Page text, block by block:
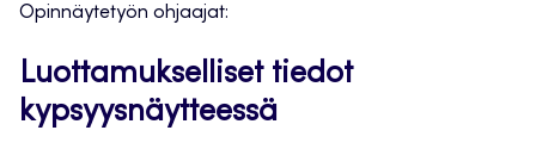
Opinnäytetyön ohjaajat:
Luottamukselliset tiedot
kypsyysnäytteessä